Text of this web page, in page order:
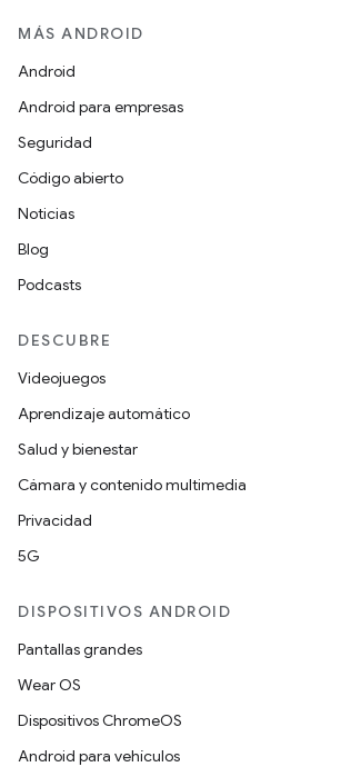
MÁS ANDROID
Android
Android para empresas
Seguridad
Código abierto
Noticias
Blog
Podcasts
DESCUBRE
Videojuegos
Aprendizaje automático
Salud y bienestar
Cámara y contenido multimedia
Privacidad
5G
DISPOSITIVOS ANDROID
Pantallas grandes
Wear OS
Dispositivos ChromeOS
Android para vehículos